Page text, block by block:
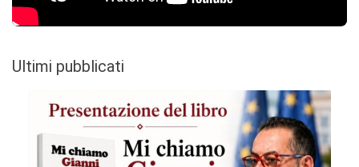
Ultimi pubblicati